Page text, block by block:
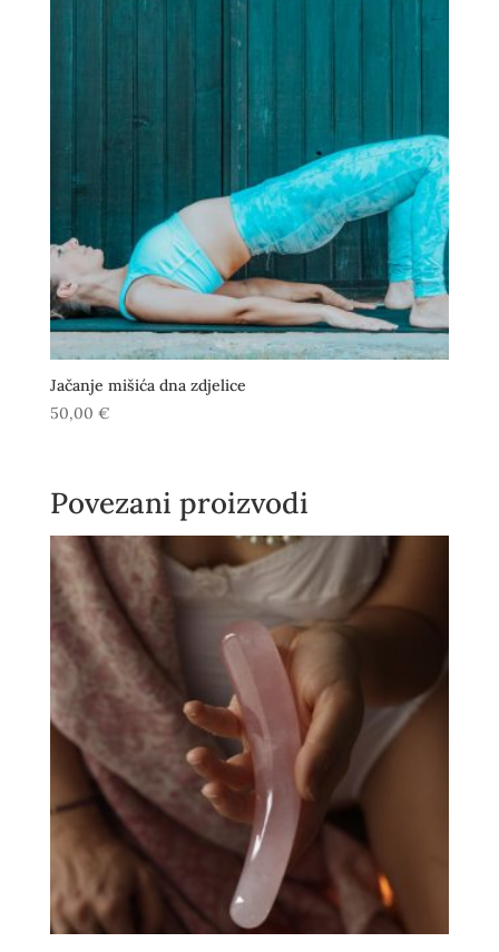
Jačanje mišića dna zdjelice
50,00 €
Povezani proizvodi